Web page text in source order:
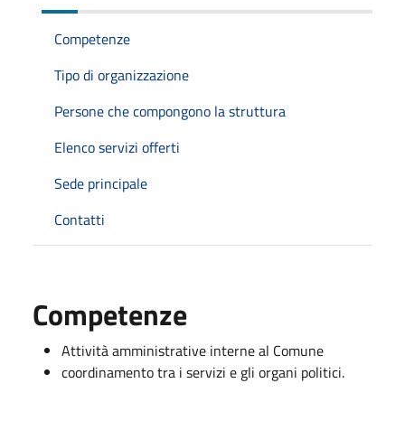
Competenze
Tipo di organizzazione
Persone che compongono la struttura
Elenco servizi offerti
Sede principale
Contatti
Competenze
Attività amministrative interne al Comune
coordinamento tra i servizi e gli organi politici.